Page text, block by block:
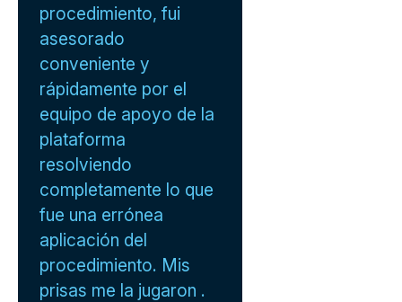
procedimiento, fui
asesorado
conveniente y
rápidamente por el
equipo de apoyo de la
plataforma
resolviendo
completamente lo que
fue una errónea
aplicación del
procedimiento. Mis
prisas me la jugaron .